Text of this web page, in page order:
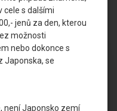
cele s dalšími
jenů za den, kterou
možnosti
nebo dokonce s
Japonska, se
není Japonsko zemí